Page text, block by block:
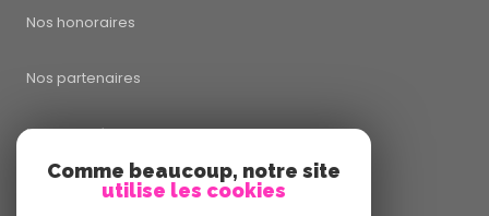
Nos honoraires
Nos partenaires
Mentions légales
Comme beaucoup, notre site
utilise les cookies